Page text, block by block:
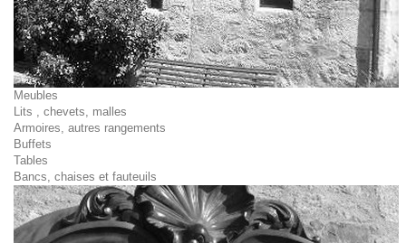
Meubles
Lits , chevets, malles
Armoires, autres rangements
Buffets
Tables
Bancs, chaises et fauteuils